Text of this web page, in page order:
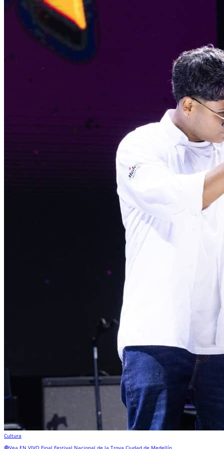
Cultura
🔴Vea EN VIVO Final Festival Nacional de la Trova Ciudad de Medellín